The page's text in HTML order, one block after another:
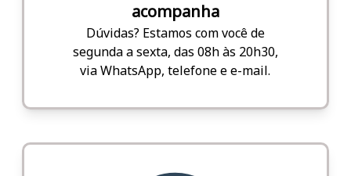
acompanha
Dúvidas? Estamos com você de
segunda a sexta, das 08h às 20h30,
via WhatsApp, telefone e e-mail.